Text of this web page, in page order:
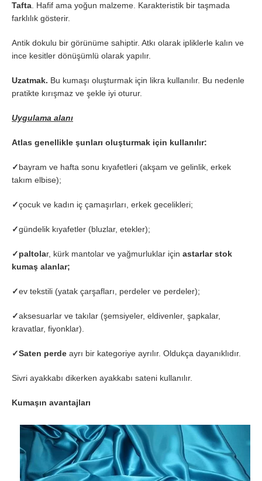
Tafta . Hafif ama yoğun malzeme. Karakteristik bir taşmada
farklılık gösterir.
Antik dokulu bir görünüme sahiptir. Atkı olarak ipliklerle kalın ve
ince kesitler dönüşümlü olarak yapılır.
Uzatmak. Bu kumaşı oluşturmak için likra kullanılır. Bu nedenle
pratikte kırışmaz ve şekle iyi oturur.
Uygulama alanı
Atlas genellikle şunları oluşturmak için kullanılır:
✓bayram ve hafta sonu kıyafetleri (akşam ve gelinlik, erkek
takım elbise);
✓çocuk ve kadın iç çamaşırları, erkek gecelikleri;
✓gündelik kıyafetler (bluzlar, etekler);
✓paltolar, kürk mantolar ve yağmurluklar için astarlar stok
kumaş alanlar;
✓ev tekstili (yatak çarşafları, perdeler ve perdeler);
✓aksesuarlar ve takılar (şemsiyeler, eldivenler, şapkalar,
kravatlar, fiyonklar).
✓Saten perde ayrı bir kategoriye ayrılır. Oldukça dayanıklıdır.
Sivri ayakkabı dikerken ayakkabı sateni kullanılır.
Kumaşın avantajları